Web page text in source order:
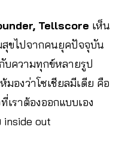
Tellscore เห็น
สุขไปจากคนยุคปัจจุบัน
บความทุกข์หลายรูป
มองว่าโซเชียลมีเดีย คือ
เราต้องออกแบบเอง
inside out